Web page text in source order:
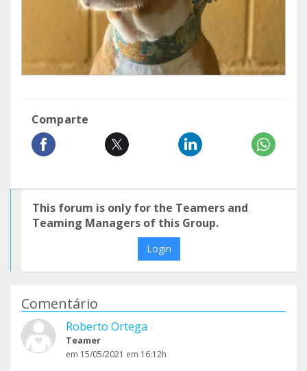
Comparte
This forum is only for the Teamers and
Teaming Managers of this Group.
Login
Comentário
Roberto Ortega
Teamer
em 15/05/2021 em 16:12h